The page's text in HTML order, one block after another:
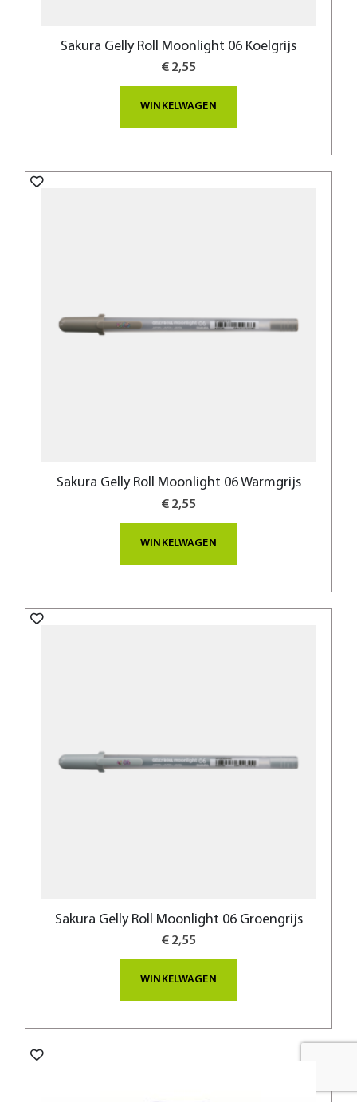
Sakura Gelly Roll Moonlight 06 Koelgrijs
€ 2,55
WINKELWAGEN
Sakura Gelly Roll Moonlight 06 Warmgrijs
€ 2,55
WINKELWAGEN
Sakura Gelly Roll Moonlight 06 Groengrijs
€ 2,55
WINKELWAGEN